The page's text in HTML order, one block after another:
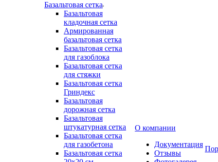
Базальтовая сетка
Базальтовая
кладочная сетка
Армированная
базальтовая сетка
Базальтовая сетка
для газоблока
Базальтовая сетка
для стяжки
Базальтовая сетка
Гриндекс
Базальтовая
дорожная сетка
Базальтовая
штукатурная сетка
Базальтовая сетка
для газобетона
Базальтовая сетка
О компании
Документация
Отзывы